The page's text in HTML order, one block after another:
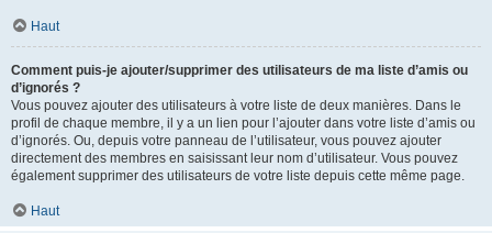
Haut
Comment puis-je ajouter/supprimer des utilisateurs de ma liste d’amis ou
d’ignorés ?
Vous pouvez ajouter des utilisateurs à votre liste de deux manières. Dans le
profil de chaque membre, il y a un lien pour l’ajouter dans votre liste d’amis ou
d’ignorés. Ou, depuis votre panneau de l’utilisateur, vous pouvez ajouter
directement des membres en saisissant leur nom d’utilisateur. Vous pouvez
également supprimer des utilisateurs de votre liste depuis cette même page.
Haut